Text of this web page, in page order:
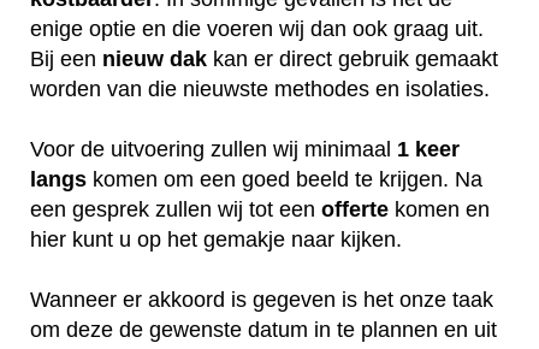
enige optie en die voeren wij dan ook graag uit.
Bij een nieuw dak kan er direct gebruik gemaakt
worden van die nieuwste methodes en isolaties.
Voor de uitvoering zullen wij minimaal 1 keer
langs komen om een goed beeld te krijgen. Na
een gesprek zullen wij tot een offerte komen en
hier kunt u op het gemakje naar kijken.
Wanneer er akkoord is gegeven is het onze taak
om deze de gewenste datum in te plannen en uit